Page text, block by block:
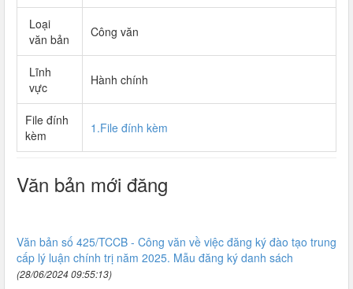
Loại
văn bản
Công văn
Lĩnh
vực
Hành chính
File đính
kèm
1.File đính kèm
Văn bản mới đăng
Văn bản số 425/TCCB - Công văn về việc đăng ký đào tạo trung
cấp lý luận chính trị năm 2025. Mẫu đăng ký danh sách
(28/06/2024 09:55:13)